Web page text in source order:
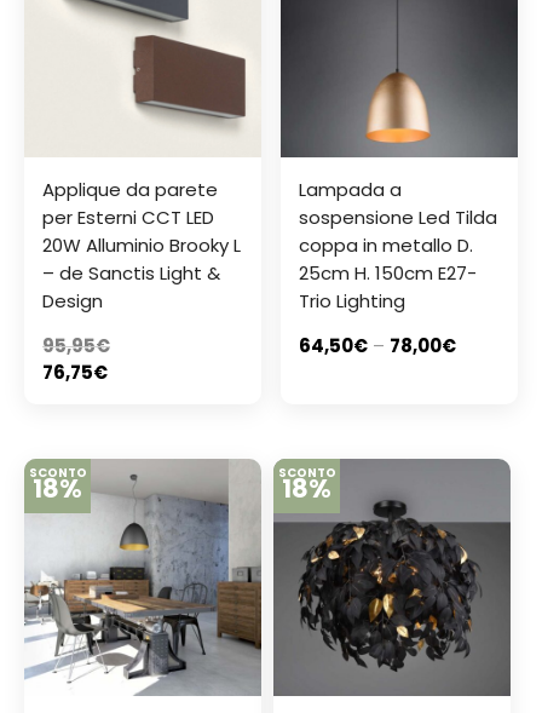
Applique da parete
per Esterni CCT LED
20W Alluminio Brooky L
– de Sanctis Light &
Design
95,95€
76,75€
Lampada a
sospensione Led Tilda
coppa in metallo D.
25cm H. 150cm E27-
Trio Lighting
64,50€ – 78,00€
SCONTO
18% SCONTO
18%